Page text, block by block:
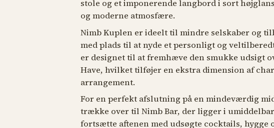
stole og et imponerende langbord i sort
og moderne atmosfære.
Nimb Kuplen er ideelt til mindre selskaber og
med plads til at nyde et personligt og
er designet til at fremhæve den smukke udsigt
Have, hvilket tilføjer en ekstra dimension af
arrangement.
For en perfekt afslutning på en mindeværdig
trække over til Nimb Bar, der ligger i
fortsætte aftenen med udsøgte cocktails, hygge